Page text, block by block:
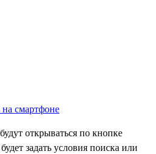
на смартфоне
открываться по кнопке
задать условия поиска или